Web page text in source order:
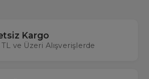
Kargo
ve Üzeri Alışverişlerde